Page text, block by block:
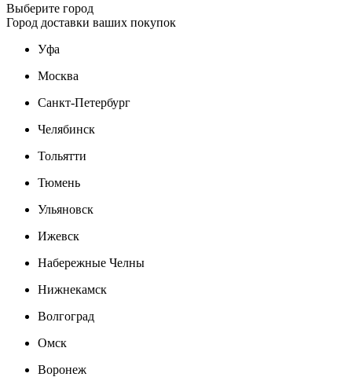
Выберите город
Город доставки ваших покупок
Уфа
Москва
Санкт-Петербург
Челябинск
Тольятти
Тюмень
Ульяновск
Ижевск
Набережные Челны
Нижнекамск
Волгоград
Омск
Воронеж